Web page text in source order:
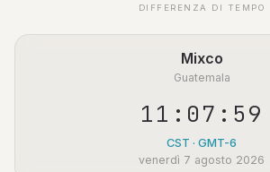
DIFFERENZA DI TEMPO
Mixco
Guatemala
11:07:59
CST · GMT-6
venerdì 7 agosto 2026